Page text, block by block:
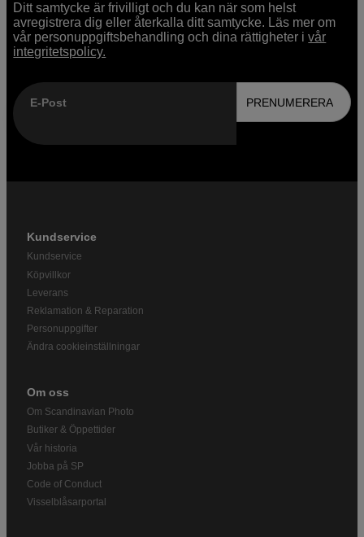
Ditt samtycke är frivilligt och du kan när som helst
avregistrera dig eller återkalla ditt samtycke. Läs mer om
vår personuppgiftsbehandling och dina rättigheter ivår
integritetspolicy.
E-Post PRENUMERERA
Kundservice
Kundservice
Köpvillkor
Leverans
Reklamation & Reparation
Personuppgifter
Ändra cookieinställningar
Om oss
Om Scandinavian Photo
Butiker & Öppettider
Vår historia
Jobba på SP
Code of Conduct
Visselblåsarportal